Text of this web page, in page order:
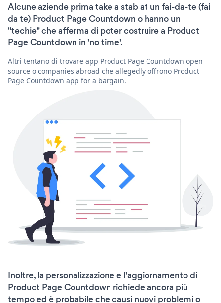
Alcune aziende prima take a stab at un fai-da-te (fai
da te) Product Page Countdown o hanno un
"techie" che afferma di poter costruire a Product
Page Countdown in 'no time'.
Altri tentano di trovare app Product Page Countdown open
source o companies abroad che allegedly offrono Product
Page Countdown app for a bargain.
Inoltre, la personalizzazione e l'aggiornamento di
Product Page Countdown richiede ancora più
tempo ed è probabile che causi nuovi problemi o